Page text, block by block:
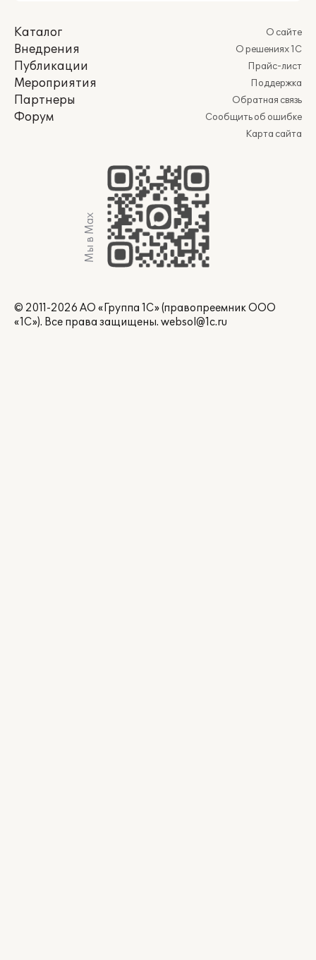
Каталог
Внедрения
Публикации
Мероприятия
Партнеры
Форум
О сайте
О решениях 1С
Прайс-лист
Поддержка
Обратная связь
Сообщить об ошибке
Карта сайта
Мы в Max
© 2011-2026 АО «Группа 1С» (правопреемник ООО
«1С»). Все права защищены. websol@1c.ru